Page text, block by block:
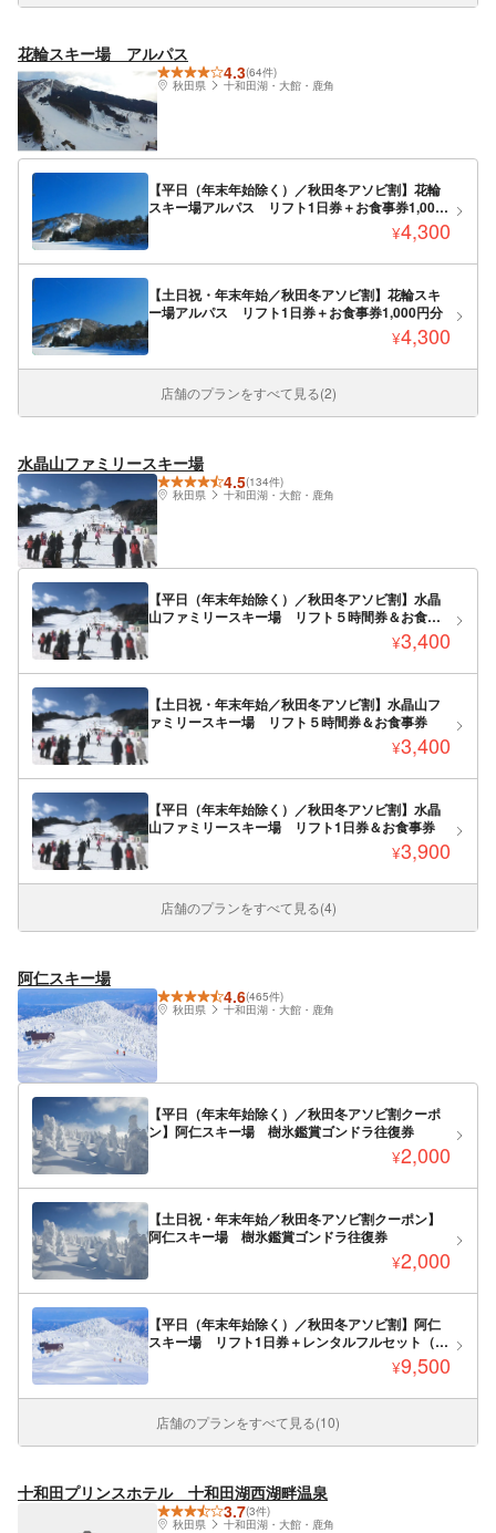
花輪スキー場 アルパス
4.3(64件)
秋田県
十和田湖・大館・鹿角
【平日（年末年始除く）／秋田冬アソビ割】花輪
スキー場アルパス リフト1日券＋お食事券1,000
¥4,300
【土日祝・年末年始／秋田冬アソビ割】花輪スキ
ー場アルパス リフト1日券＋お食事券1,000円分
¥4,300
店舗のプランをすべて見る(2)
水晶山ファミリースキー場
4.5(134件)
秋田県
十和田湖・大館・鹿角
【平日（年末年始除く）／秋田冬アソビ割】水晶
山ファミリースキー場 リフト５時間券＆お食事
¥3,400
【土日祝・年末年始／秋田冬アソビ割】水晶山フ
ァミリースキー場 リフト５時間券＆お食事券
¥3,400
【平日（年末年始除く）／秋田冬アソビ割】水晶
山ファミリースキー場 リフト1日券＆お食事券
¥3,900
店舗のプランをすべて見る(4)
阿仁スキー場
4.6(465件)
秋田県
十和田湖・大館・鹿角
【平日（年末年始除く）／秋田冬アソビ割クーポ
ン】阿仁スキー場 樹氷鑑賞ゴンドラ往復券
¥2,000
【土日祝・年末年始／秋田冬アソビ割クーポン】
阿仁スキー場 樹氷鑑賞ゴンドラ往復券
¥2,000
【平日（年末年始除く）／秋田冬アソビ割】阿仁
スキー場 リフト1日券＋レンタルフルセット（ウ
¥9,500
店舗のプランをすべて見る(10)
十和田プリンスホテル 十和田湖西湖畔温泉
3.7(3件)
秋田県
十和田湖・大館・鹿角